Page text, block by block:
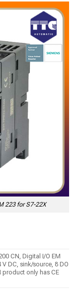
223 for S7-22X
CN, Digital I/O EM
V DC, sink/source, 8 DO
product only has CE